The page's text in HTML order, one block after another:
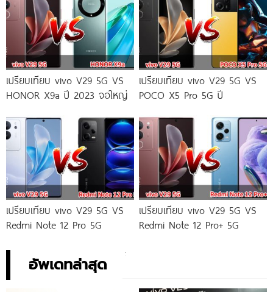
เปรียบเทียบ vivo V29 5G VS
HONOR X9a ปี 2023 จอใหญ่
เปรียบเทียบ vivo V29 5G VS
POCO X5 Pro 5G ปี
เปรียบเทียบ vivo V29 5G VS
Redmi Note 12 Pro 5G
เปรียบเทียบ vivo V29 5G VS
Redmi Note 12 Pro+ 5G
อัพเดทล่าสุด